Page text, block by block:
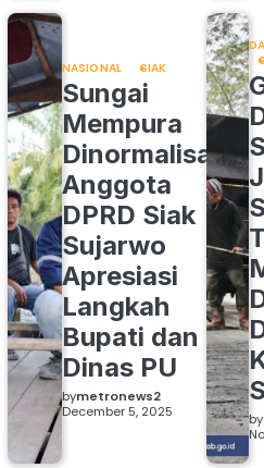
NASIONAL SIAK
Sungai
Mempura
Dinormalisasi,
Anggota
DPRD Siak
Sujarwo
Apresiasi
Langkah
Bupati dan
Dinas PU
bymetronews2
December 5, 2025
by